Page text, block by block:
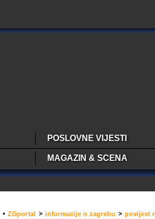
POSLOVNE VIJESTI
MAGAZIN & SCENA
• ZGportal > informacije o zagrebu > povijest